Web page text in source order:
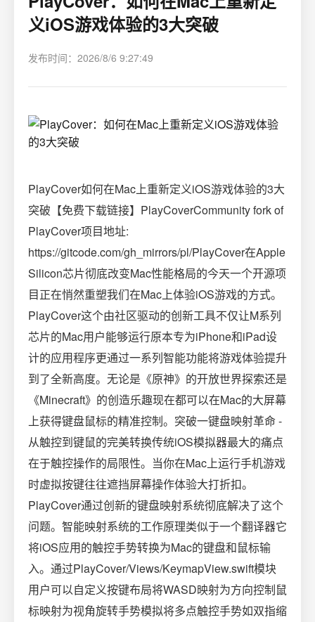
义iOS游戏体验的3大突破
发布时间：2026/8/6 9:27:49
PlayCover如何在Mac上重新定义iOS游戏体验的3大
突破【免费下载链接】PlayCoverCommunity fork of
PlayCover项目地址:
https://gitcode.com/gh_mirrors/pl/PlayCover在Apple
Silicon芯片彻底改变Mac性能格局的今天一个开源项
目正在悄然重塑我们在Mac上体验iOS游戏的方式。
PlayCover这个由社区驱动的创新工具不仅让M系列
芯片的Mac用户能够运行原本专为iPhone和iPad设
计的应用程序更通过一系列智能功能将游戏体验提升
到了全新高度。无论是《原神》的开放世界探索还是
《Minecraft》的创造乐趣现在都可以在Mac的大屏幕
上获得键盘鼠标的精准控制。突破一键盘映射革命 -
从触控到键鼠的完美转换传统iOS模拟器最大的痛点
在于触控操作的局限性。当你在Mac上运行手机游戏
时虚拟按键往往遮挡屏幕操作体验大打折扣。
PlayCover通过创新的键盘映射系统彻底解决了这个
问题。智能映射系统的工作原理类似于一个翻译器它
将iOS应用的触控手势转换为Mac的键盘和鼠标输
入。通过PlayCover/Views/KeymapView.swift模块
用户可以自定义按键布局将WASD映射为方向控制鼠
标映射为视角旋转手势模拟将多点触控手势如双指缩